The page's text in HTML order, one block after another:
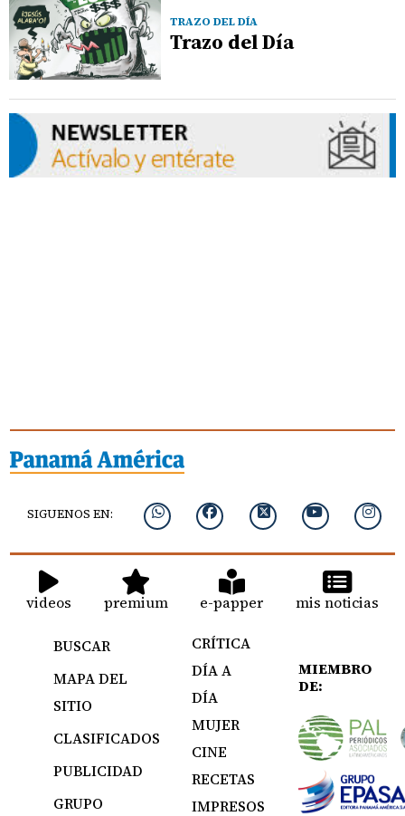
TRAZO DEL DÍA
Trazo del Día
SIGUENOS EN:
videos premium e-papper mis noticias
BUSCAR
MAPA DEL
SITIO
CLASIFICADOS
PUBLICIDAD
GRUPO
CRÍTICA
DÍA A
DÍA
MUJER
CINE
RECETAS
IMPRESOS
MIEMBRO
DE: